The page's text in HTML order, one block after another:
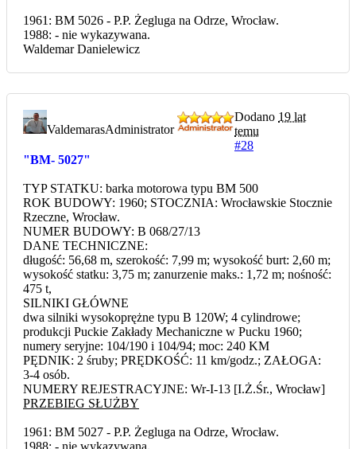
1961: BM 5026 - P.P. Żegluga na Odrze, Wrocław.
1988: - nie wykazywana.
Waldemar Danielewicz
ValdemarasAdministrator
Dodano 19 lat
temu
#28
"BM- 5027"
TYP STATKU: barka motorowa typu BM 500
ROK BUDOWY: 1960; STOCZNIA: Wrocławskie Stocznie
Rzeczne, Wrocław.
NUMER BUDOWY: B 068/27/13
DANE TECHNICZNE:
długość: 56,68 m, szerokość: 7,99 m; wysokość burt: 2,60 m;
wysokość statku: 3,75 m; zanurzenie maks.: 1,72 m; nośność:
475 t,
SILNIKI GŁÓWNE
dwa silniki wysokoprężne typu B 120W; 4 cylindrowe;
produkcji Puckie Zakłady Mechaniczne w Pucku 1960;
numery seryjne: 104/190 i 104/94; moc: 240 KM
PĘDNIK: 2 śruby; PRĘDKOŚĆ: 11 km/godz.; ZAŁOGA:
3-4 osób.
NUMERY REJESTRACYJNE: Wr-I-13 [I.Ż.Śr., Wrocław]
PRZEBIEG SŁUŻBY
1961: BM 5027 - P.P. Żegluga na Odrze, Wrocław.